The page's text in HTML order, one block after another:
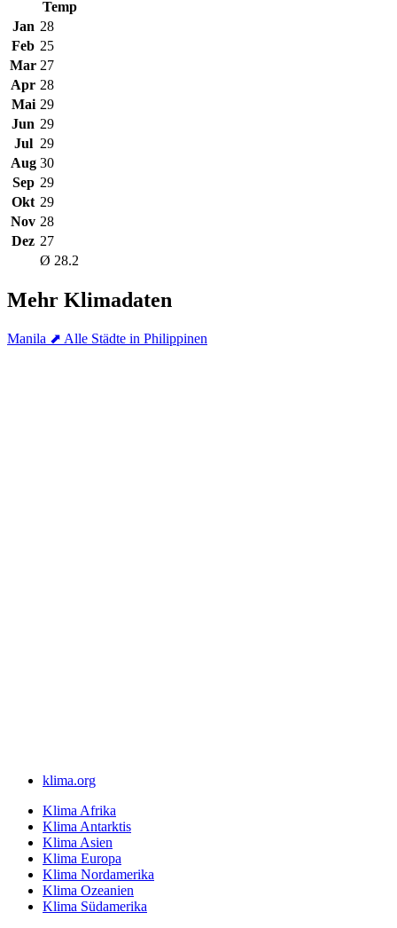
Temp
Jan 28
Feb 25
Mar 27
Apr 28
Mai 29
Jun 29
Jul 29
Aug 30
Sep 29
Okt 29
Nov 28
Dez 27
Ø 28.2
Mehr Klimadaten
Manila ⬈ Alle Städte in Philippinen
klima.org
Klima Afrika
Klima Antarktis
Klima Asien
Klima Europa
Klima Nordamerika
Klima Ozeanien
Klima Südamerika